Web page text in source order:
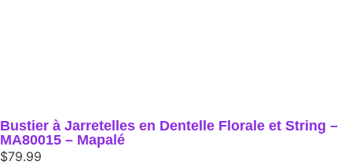
Bustier à Jarretelles en Dentelle Florale et String –
MA80015 – Mapalé
$79.99